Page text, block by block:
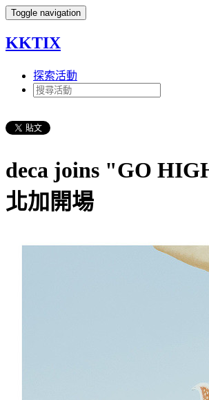
Toggle navigation
KKTIX
探索活動
deca joins "GO
北加開場